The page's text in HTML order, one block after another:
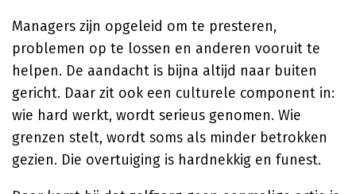
Managers zijn opgeleid om te presteren,
problemen op te lossen en anderen vooruit te
helpen. De aandacht is bijna altijd naar buiten
gericht. Daar zit ook een culturele component in:
wie hard werkt, wordt serieus genomen. Wie
grenzen stelt, wordt soms als minder betrokken
gezien. Die overtuiging is hardnekkig en funest.